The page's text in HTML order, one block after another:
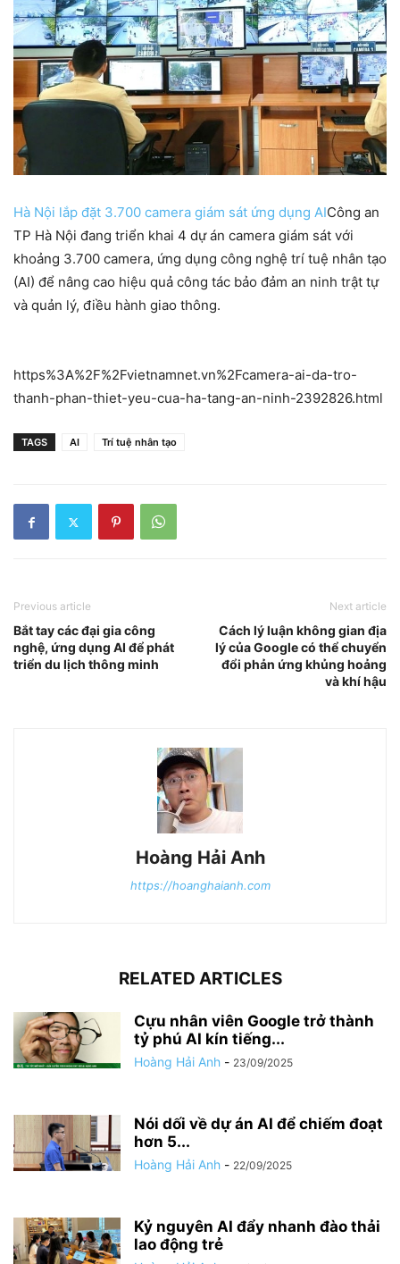
Hà Nội lắp đặt 3.700 camera giám sát ứng dụng AICông an
TP Hà Nội đang triển khai 4 dự án camera giám sát với
khoảng 3.700 camera, ứng dụng công nghệ trí tuệ nhân tạo
(AI) để nâng cao hiệu quả công tác bảo đảm an ninh trật tự
và quản lý, điều hành giao thông.
https%3A%2F%2Fvietnamnet.vn%2Fcamera-ai-da-tro-
thanh-phan-thiet-yeu-cua-ha-tang-an-ninh-2392826.html
TAGS AI Trí tuệ nhân tạo
Previous article
Bắt tay các đại gia công
nghệ, ứng dụng AI để phát
triển du lịch thông minh
Next article
Cách lý luận không gian địa
lý của Google có thể chuyển
đổi phản ứng khủng hoảng
và khí hậu
Hoàng Hải Anh
https://hoanghaianh.com
RELATED ARTICLES
Cựu nhân viên Google trở thành
tỷ phú AI kín tiếng...
Hoàng Hải Anh - 23/09/2025
Nói dối về dự án AI để chiếm đoạt
hơn 5...
Hoàng Hải Anh - 22/09/2025
Kỷ nguyên AI đẩy nhanh đào thải
lao động trẻ